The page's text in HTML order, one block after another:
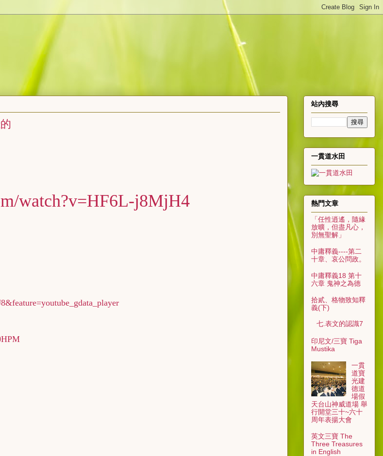
watch?v=HF6L-j8MjH4
站內搜尋
一貫道水田
熱門文章
「任性逍遙，隨緣
放曠，但盡凡心，
別無聖解」
中庸釋義----第二
十章、哀公問政。
中庸釋義18 第十
六章 鬼神之為德
拾貳、格物致知釋
義(下)
七.表文的認識7
印尼文/三寶 Tiga
Mustika
一貫
道寶
光建
德道
場假
天台山神威道場 舉
行開堂三十~六十
周年表揚大會
英文三寶 The
Three Treasures
in English